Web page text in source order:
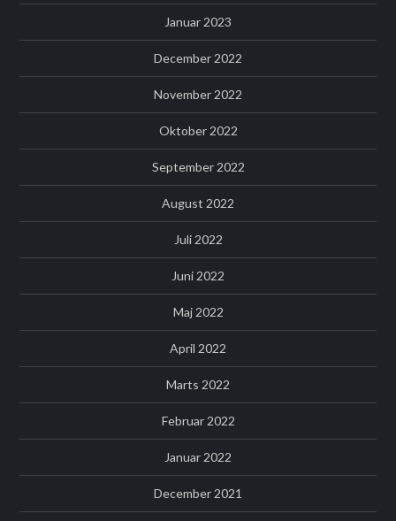
Januar 2023
December 2022
November 2022
Oktober 2022
September 2022
August 2022
Juli 2022
Juni 2022
Maj 2022
April 2022
Marts 2022
Februar 2022
Januar 2022
December 2021